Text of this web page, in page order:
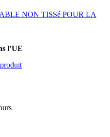
NON TISSé POUR LA
l’UE